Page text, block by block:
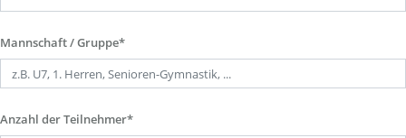
Mannschaft / Gruppe*
Anzahl der Teilnehmer*